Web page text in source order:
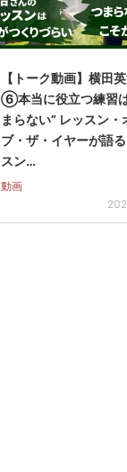
【トーク動画】横田
⑥本当に役立つ練習
まらない” レッスン・
ブ・ザ・イヤーが語
スン…
動画